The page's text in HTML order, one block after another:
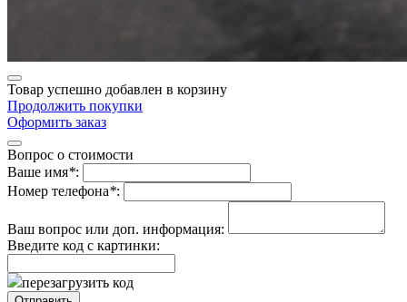
Товар успешно добавлен в корзину
Продолжить покупки
Оформить заказ
Вопрос о стоимости
Ваше имя*:
Номер телефона*:
Ваш вопрос или доп. информация:
Введите код с картинки:
перезагрузить код